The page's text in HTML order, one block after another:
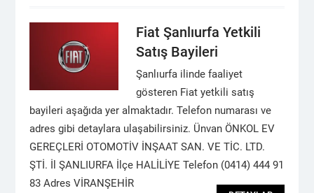
Fiat Şanlıurfa Yetkili
Satış Bayileri
Şanlıurfa ilinde faaliyet
gösteren Fiat yetkili satış
bayileri aşağıda yer almaktadır. Telefon numarası ve
adres gibi detaylara ulaşabilirsiniz. Ünvan ÖNKOL EV
GEREÇLERİ OTOMOTİV İNŞAAT SAN. VE TİC. LTD.
ŞTİ. İl ŞANLIURFA İlçe HALİLİYE Telefon (0414) 444 91
83 Adres VİRANŞEHİR